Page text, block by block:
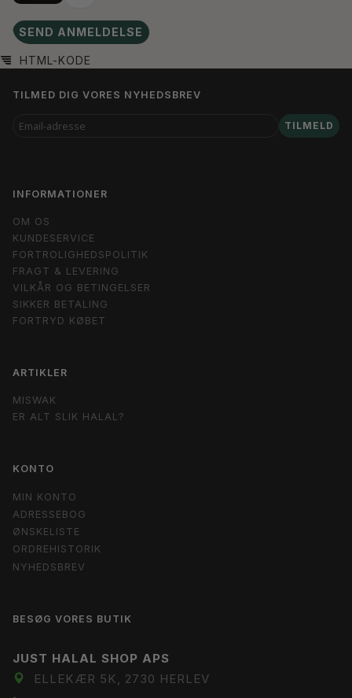
SEND ANMELDELSE
HTML-KODE
TILMED DIG VORES NYHEDSBREV
EMAIL-
ADRESSE
TILMELD
INFORMATIONER
OM OS
KUNDESERVICE
FORTROLIGHEDSPOLITIK
FRAGT & LEVERING
VILKÅR OG BETINGELSER
SIKKER BETALING
FORTRYD KØBET
ARTIKLER
MISWAK
ER ALT SLIK HALAL?
KONTO
MIN KONTO
ADRESSEBOG
ØNSKELISTE
ORDREHISTORIK
NYHEDSBREV
BESØG VORES BUTIK
JUST HALAL SHOP APS
ELLEKÆR 5K, 2730 HERLEV